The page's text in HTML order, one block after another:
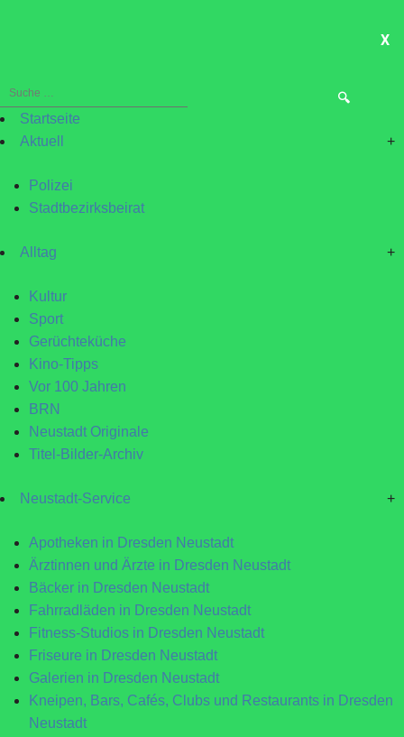
X
Suche
nach:Startseite
Aktuell
+
Polizei
Stadtbezirksbeirat
Alltag +
Kultur
Sport
Gerüchteküche
Kino-Tipps
Vor 100 Jahren
BRN
Neustadt Originale
Titel-Bilder-Archiv
Neustadt-Service +
Apotheken in Dresden Neustadt
Ärztinnen und Ärzte in Dresden Neustadt
Bäcker in Dresden Neustadt
Fahrradläden in Dresden Neustadt
Fitness-Studios in Dresden Neustadt
Friseure in Dresden Neustadt
Galerien in Dresden Neustadt
Kneipen, Bars, Cafés, Clubs und Restaurants in Dresden
Neustadt